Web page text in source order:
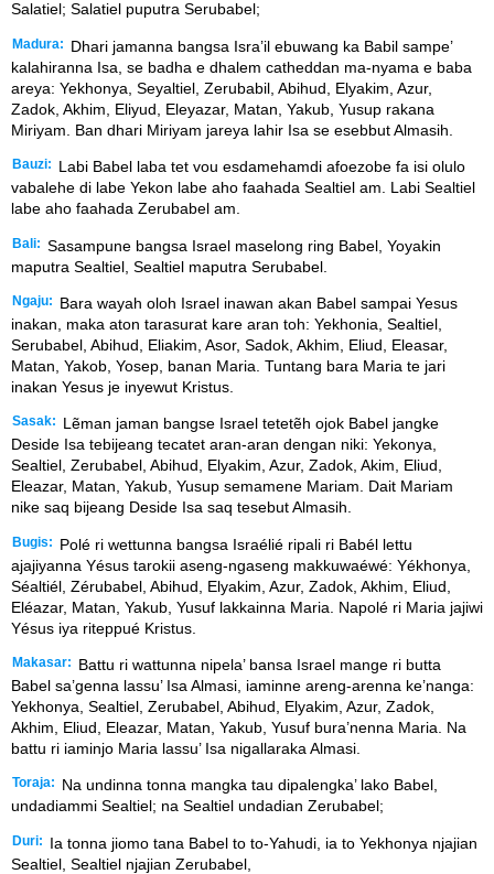
Salatiel; Salatiel puputra Serubabel;
Madura:
Dhari jamanna bangsa Isra’il ebuwang ka Babil sampe’
kalahiranna Isa, se badha e dhalem catheddan ma-nyama e baba
areya: Yekhonya, Seyaltiel, Zerubabil, Abihud, Elyakim, Azur,
Zadok, Akhim, Eliyud, Eleyazar, Matan, Yakub, Yusup rakana
Miriyam. Ban dhari Miriyam jareya lahir Isa se esebbut Almasih.
Bauzi:
Labi Babel laba tet vou esdamehamdi afoezobe fa isi olulo
vabalehe di labe Yekon labe aho faahada Sealtiel am. Labi Sealtiel
labe aho faahada Zerubabel am.
Bali: Sasampune bangsa Israel maselong ring Babel, Yoyakin
maputra Sealtiel, Sealtiel maputra Serubabel.
Ngaju:
Bara wayah oloh Israel inawan akan Babel sampai Yesus
inakan, maka aton tarasurat kare aran toh: Yekhonia, Sealtiel,
Serubabel, Abihud, Eliakim, Asor, Sadok, Akhim, Eliud, Eleasar,
Matan, Yakob, Yosep, banan Maria. Tuntang bara Maria te jari
inakan Yesus je inyewut Kristus.
Sasak:
Lẽman jaman bangse Israel tetetẽh ojok Babel jangke
Deside Isa tebijeang tecatet aran-aran dengan niki: Yekonya,
Sealtiel, Zerubabel, Abihud, Elyakim, Azur, Zadok, Akim, Eliud,
Eleazar, Matan, Yakub, Yusup semamene Mariam. Dait Mariam
nike saq bijeang Deside Isa saq tesebut Almasih.
Bugis:
Polé ri wettunna bangsa Israélié ripali ri Babél lettu
ajajiyanna Yésus tarokii aseng-ngaseng makkuwaéwé: Yékhonya,
Séaltiél, Zérubabel, Abihud, Elyakim, Azur, Zadok, Akhim, Eliud,
Eléazar, Matan, Yakub, Yusuf lakkainna Maria. Napolé ri Maria jajiwi
Yésus iya riteppué Kristus.
Makasar:
Battu ri wattunna nipela’ bansa Israel mange ri butta
Babel sa’genna lassu’ Isa Almasi, iaminne areng-arenna ke’nanga:
Yekhonya, Sealtiel, Zerubabel, Abihud, Elyakim, Azur, Zadok,
Akhim, Eliud, Eleazar, Matan, Yakub, Yusuf bura’nenna Maria. Na
battu ri iaminjo Maria lassu’ Isa nigallaraka Almasi.
Toraja:
Na undinna tonna mangka tau dipalengka’ lako Babel,
undadiammi Sealtiel; na Sealtiel undadian Zerubabel;
Duri:
Ia tonna jiomo tana Babel to to-Yahudi, ia to Yekhonya njajian
Sealtiel, Sealtiel njajian Zerubabel,